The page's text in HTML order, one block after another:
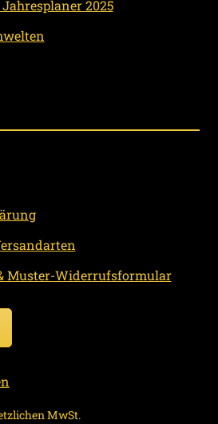
2025
Muster-Widerrufsformular
MwSt.